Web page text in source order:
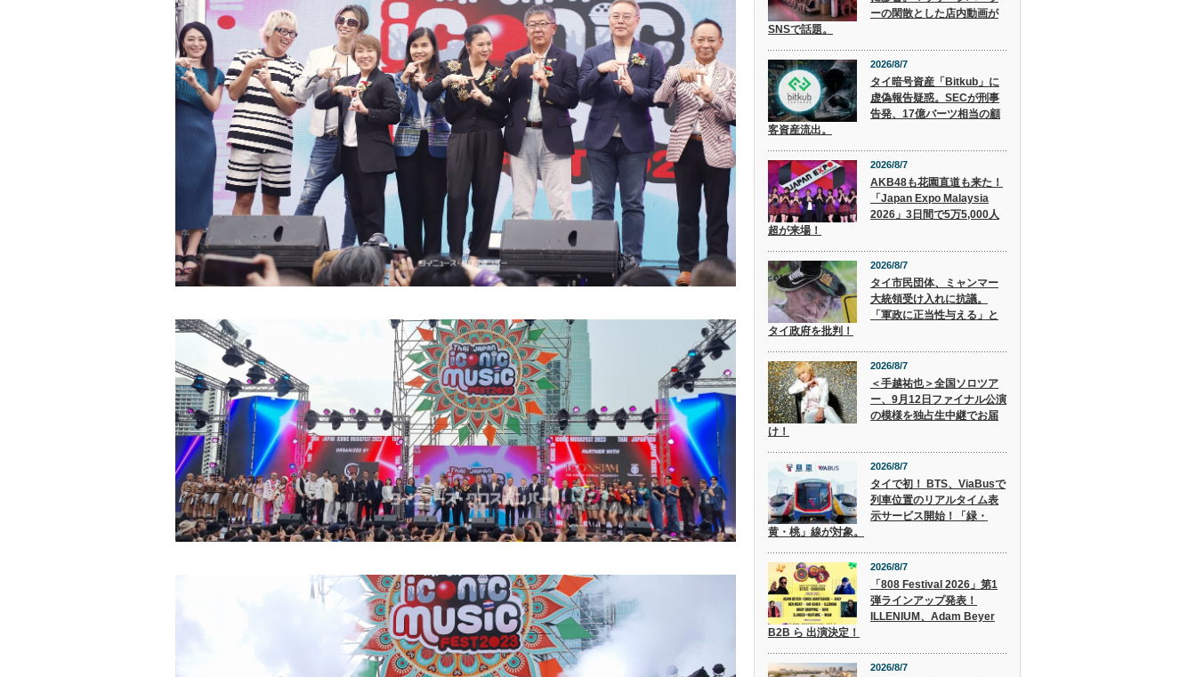
ーの閑散とした店内動画が
SNSで話題。
2026/8/7
タイ暗号資産「Bitkub」に
虚偽報告疑惑。SECが刑事
告発、17億バーツ相当の顧
客資産流出。
2026/8/7
AKB48も花園直道も来た！
「Japan Expo Malaysia
2026」3日間で5万5,000人
超が来場！
2026/8/7
タイ市民団体、ミャンマー
大統領受け入れに抗議。
「軍政に正当性与える」と
タイ政府を批判！
2026/8/7
＜手越祐也＞全国ソロツア
ー、9月12日ファイナル公演
の模様を独占生中継でお届
け！
2026/8/7
タイで初！ BTS、ViaBusで
列車位置のリアルタイム表
示サービス開始！「緑・
黄・桃」線が対象。
2026/8/7
「808 Festival 2026」第1
弾ラインアップ発表！
ILLENIUM、Adam Beyer
B2B ら 出演決定！
2026/8/7